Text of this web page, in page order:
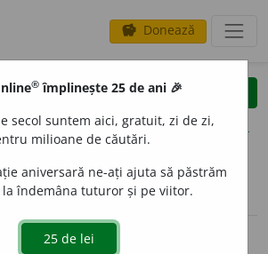
savings Donează
clear
opțiuni
volume_up (11)
683379:
® împlinește 25 de ani 🎉
secol suntem aici, gratuit, zi de zi,
milioane de căutări.
aniversară ne-ați ajuta să păstrăm
îndemâna tuturor și pe viitor.